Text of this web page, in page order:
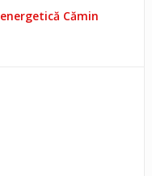
Cămin